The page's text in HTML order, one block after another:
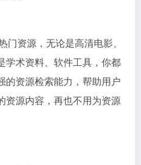
资源，无论是高清电影、
学术资料、软件工具，你都
的资源检索能力，帮助用户
资源内容，再也不用为资源